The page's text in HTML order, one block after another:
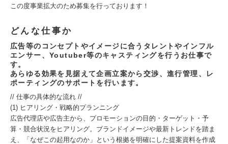
この度事業拡大のため募集を行っております！
どんな仕事か
広告等のコンセプトやイメージに合うタレントやインフル
エンサー、Youtuber等のキャスティングを行うお仕事で
す。
あらゆる効果を見据えて企画立案から交渉、進行管理、レ
ポーティングのサポートを行います。
// 仕事の具体的な流れ //
(1) ヒアリング・戦略的プランニング
広告代理店や広告主から、プロモーションの目的・ターゲット・予
算・競合状況をヒアリング。ブランドイメージや最新トレンドを踏ま
え、「なぜこの起用なのか」という根拠を明確にした提案資料を作成